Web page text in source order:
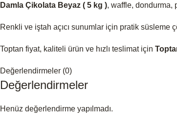
Damla Çikolata Beyaz ( 5 kg ), waffle, dondurma,
Renkli ve iştah açıcı sunumlar için pratik
Toptan fiyat, kaliteli ürün ve hızlı teslimat için
Değerlendirmeler (0)
Değerlendirmeler
Henüz değerlendirme yapılmadı.